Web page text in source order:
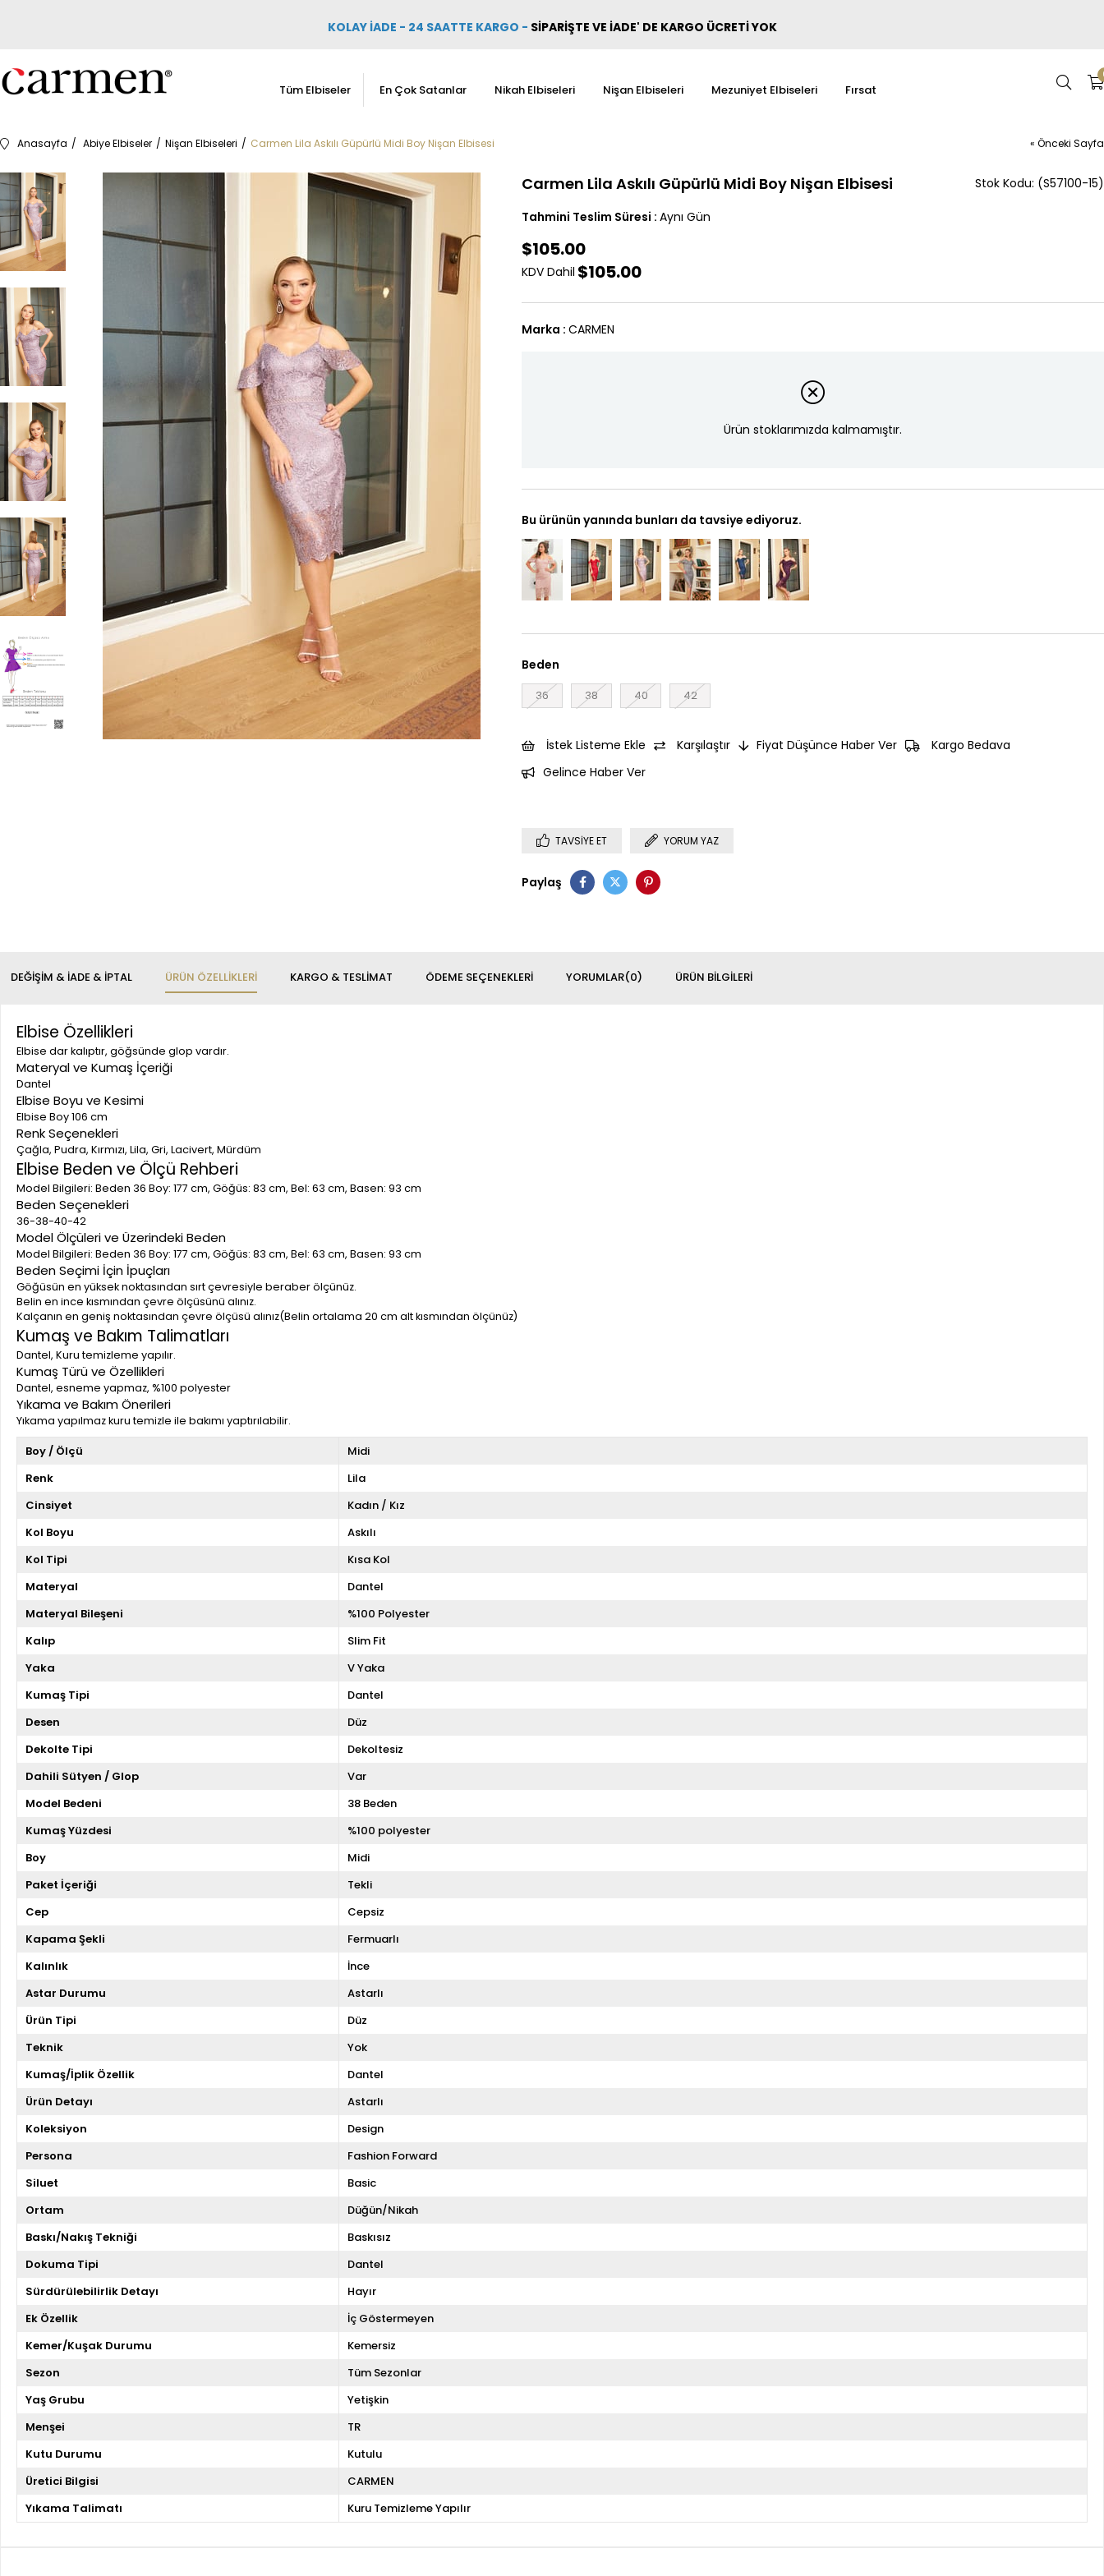
KOLAY İADE - 24 SAATTE KARGO - SİPARİŞTE VE İADE' DE KARGO ÜCRETİ YOK
Tüm Elbiseler En Çok Satanlar Nikah Elbiseleri Nişan Elbiseleri Mezuniyet Elbiseleri Fırsat
Anasayfa Abiye Elbiseler Nişan Elbiseleri Carmen Lila Askılı Güpürlü Midi Boy Nişan Elbisesi « Önceki Sayfa
Carmen Lila Askılı Güpürlü Midi Boy Nişan Elbisesi (S57100-15)
Tahmini Teslim Süresi : Aynı Gün
$105.00
KDV Dahil $105.00
Marka : CARMEN
Ürün stoklarımızda kalmamıştır.
Bu ürünün yanında bunları da tavsiye ediyoruz.
Beden
36 38 40 42
İstek Listeme Ekle Karşılaştır Fiyat Düşünce Haber Ver
Kargo Bedava
Gelince Haber Ver
TAVSIYE ET YORUM YAZ
Paylaş
ÜRÜN ÖZELLIKLERI YORUMLAR(0)
ÖDEME SEÇENEKLERI ÜRÜN BILGILERI
DEĞIŞIM & İADE & İPTAL KARGO & TESLIMAT
Elbise Özellikleri
Elbise dar kalıptır, göğsünde glop vardır.
Materyal ve Kumaş İçeriği
Dantel
Elbise Boyu ve Kesimi
Elbise Boy 106 cm
Renk Seçenekleri
Çağla, Pudra, Kırmızı, Lila, Gri, Lacivert, Mürdüm
Elbise Beden ve Ölçü Rehberi
Model Bilgileri: Beden 36 Boy: 177 cm, Göğüs: 83 cm, Bel: 63 cm, Basen: 93 cm
Beden Seçenekleri
36-38-40-42
Model Ölçüleri ve Üzerindeki Beden
Model Bilgileri: Beden 36 Boy: 177 cm, Göğüs: 83 cm, Bel: 63 cm, Basen: 93 cm
Beden Seçimi İçin İpuçları
Göğüsün en yüksek noktasından sırt çevresiyle beraber ölçünüz.
Belin en ince kısmından çevre ölçüsünü alınız.
Kalçanın en geniş noktasından çevre ölçüsü alınız(Belin ortalama 20 cm alt kısmından ölçünüz)
Kumaş ve Bakım Talimatları
Dantel, Kuru temizleme yapılır.
Kumaş Türü ve Özellikleri
Dantel, esneme yapmaz, %100 polyester
Yıkama ve Bakım Önerileri
Yıkama yapılmaz kuru temizle ile bakımı yaptırılabilir.
Boy / Ölçü
Midi
Renk
Lila
Cinsiyet
Kadın / Kız
Kol Boyu
Askılı
Kol Tipi
Kısa Kol
Materyal
Dantel
Materyal Bileşeni
%100 Polyester
Kalıp
Slim Fit
Yaka
V Yaka
Kumaş Tipi
Dantel
Desen
Düz
Dekolte Tipi
Dekoltesiz
Dahili Sütyen / Glop
Var
Model Bedeni
38 Beden
Kumaş Yüzdesi
%100 polyester
Boy
Midi
Paket İçeriği
Tekli
Cep
Cepsiz
Kapama Şekli
Fermuarlı
Kalınlık
İnce
Astar Durumu
Astarlı
Ürün Tipi
Düz
Teknik
Yok
Kumaş/İplik Özellik
Dantel
Ürün Detayı
Astarlı
Koleksiyon
Design
Persona
Fashion Forward
Siluet
Basic
Ortam
Düğün/Nikah
Baskı/Nakış Tekniği
Baskısız
Dokuma Tipi
Dantel
Sürdürülebilirlik Detayı
Hayır
Ek Özellik
İç Göstermeyen
Kemer/Kuşak Durumu
Kemersiz
Sezon
Tüm Sezonlar
Yaş Grubu
Yetişkin
Menşei
TR
Kutu Durumu
Kutulu
Üretici Bilgisi
CARMEN
Yıkama Talimatı
Kuru Temizleme Yapılır